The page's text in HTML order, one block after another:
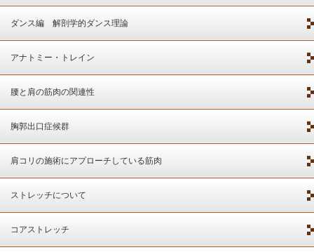
ダンス編 解剖学的ダンス理論
アナトミー・トレイン
腰と肩の筋肉の関連性
胸郭出口症候群
肩コリの施術にアプローチしている筋肉
ストレッチについて
コアストレッチ